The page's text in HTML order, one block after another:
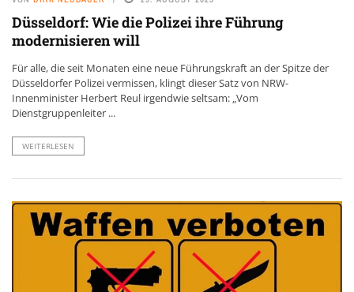
Düsseldorf: Wie die Polizei ihre Führung
modernisieren will
Für alle, die seit Monaten eine neue Führungskraft an der Spitze der
Düsseldorfer Polizei vermissen, klingt dieser Satz von NRW-
Innenminister Herbert Reul irgendwie seltsam: „Vom
Dienstgruppenleiter ...
WEITERLESEN